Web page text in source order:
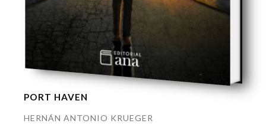
PORT HAVEN
HERNÁN ANTONIO KRUEGER